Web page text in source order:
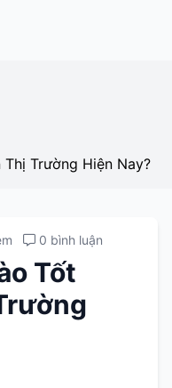
Trường Hiện Nay?
0 bình luận
Tốt